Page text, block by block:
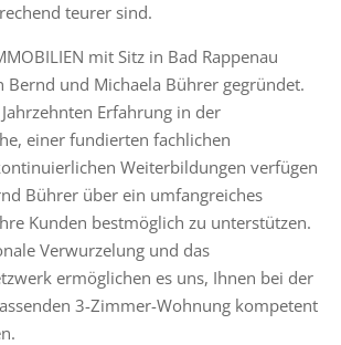
teurer sind.
mit Sitz in Bad Rappenau
und Michaela Bührer gegründet.
Erfahrung in der
einer fundierten fachlichen
Weiterbildungen verfügen
Bührer über ein umfangreiches
Kunden bestmöglich zu unterstützen.
Verwurzelung und das
ermöglichen es uns, Ihnen bei der
3-Zimmer-Wohnung kompetent